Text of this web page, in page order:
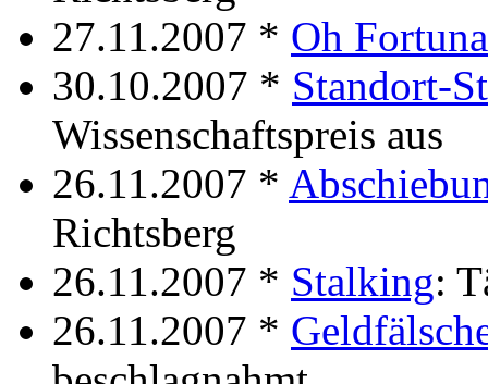
27.11.2007 * Oh Fortuna
30.10.2007 * Standort-
Wissenschaftspreis aus
26.11.2007 *
Richtsberg
26.11.2007 * Stalking:
26.11.2007 *